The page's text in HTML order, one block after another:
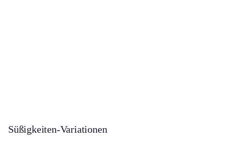
Süßigkeiten-Variationen